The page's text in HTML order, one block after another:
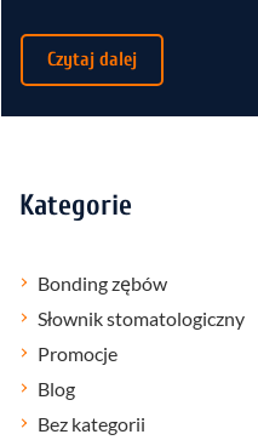
Czytaj dalej
Kategorie
Bonding zębów
Słownik stomatologiczny
Promocje
Blog
Bez kategorii